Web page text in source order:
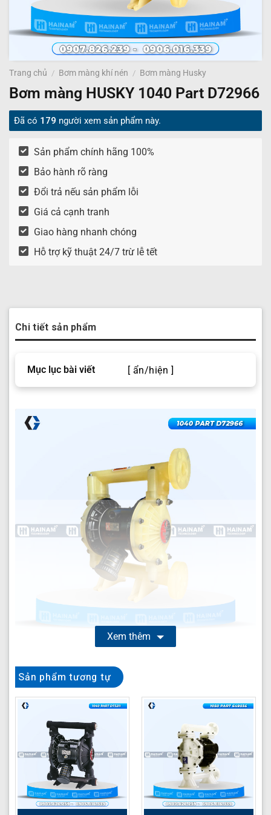
Trang chủ / Bơm màng khí nén / Bơm màng Husky
Bơm màng HUSKY 1040 Part D72966
Đã có 179 người xem sản phẩm này.
Sản phẩm chính hãng 100%
Bảo hành rõ ràng
Đổi trả nếu sản phẩm lỗi
Giá cả cạnh tranh
Giao hàng nhanh chóng
Hỗ trợ kỹ thuật 24/7 trừ lễ tết
Chi tiết sản phẩm
Mục lục bài viết [ ẩn/hiện ]
Bơm màng HUSKY 1040 Part D72966
truyền động chất lỏng hiệu quả, được thiết kế đặc biệt
cho các ứng dụng công nghiệp đa dạng. Thuộc dòng
tiếng, model 1040 D72966 nổi bật với vật liệu chế tạo
bền bỉ như Polypropylene cho vỏ bơm và Santoprene
cho màng bơm, đảm bảo khả năng chống chịu tốt với
nhiều loại hóa chất và môi trường khắc nghiệt. Sản
phẩm này cung cấp lưu lượng ổn định 159 lít/phút và
áp lực tối đa 6.1 bar, lý tưởng cho việc vận chuyển các
Xem thêm
Sản phẩm tương tự